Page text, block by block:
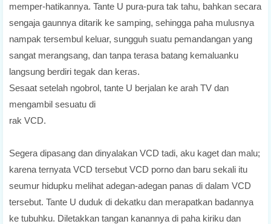
memper-hatikannya. Tante U pura-pura tak tahu, bahkan secara
sengaja gaunnya ditarik ke samping, sehingga paha mulusnya
nampak tersembul keluar, sungguh suatu pemandangan yang
sangat merangsang, dan tanpa terasa batang kemaluanku
langsung berdiri tegak dan keras.
Sesaat setelah ngobrol, tante U berjalan ke arah TV dan
mengambil sesuatu di
rak VCD.
Segera dipasang dan dinyalakan VCD tadi, aku kaget dan malu;
karena ternyata VCD tersebut VCD porno dan baru sekali itu
seumur hidupku melihat adegan-adegan panas di dalam VCD
tersebut. Tante U duduk di dekatku dan merapatkan badannya
ke tubuhku. Diletakkan tangan kanannya di paha kiriku dan